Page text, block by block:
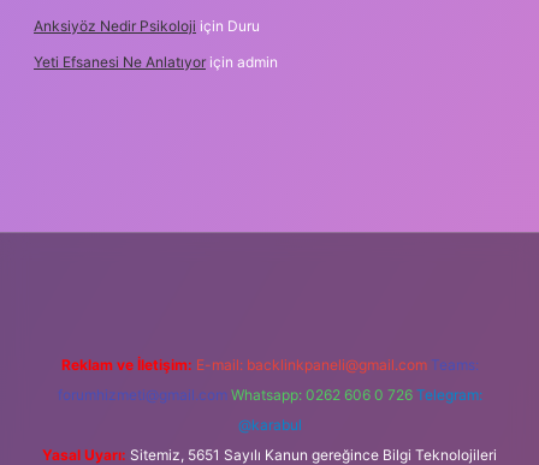
Anksiyöz Nedir Psikoloji için Duru
Yeti Efsanesi Ne Anlatıyor için admin
Reklam ve İletişim: E-mail: backlinkpaneli@gmail.com Teams:
forumhizmeti@gmail.com Whatsapp: 0262 606 0 726 Telegram:
@karabul
Yasal Uyarı: Sitemiz, 5651 Sayılı Kanun gereğince Bilgi Teknolojileri